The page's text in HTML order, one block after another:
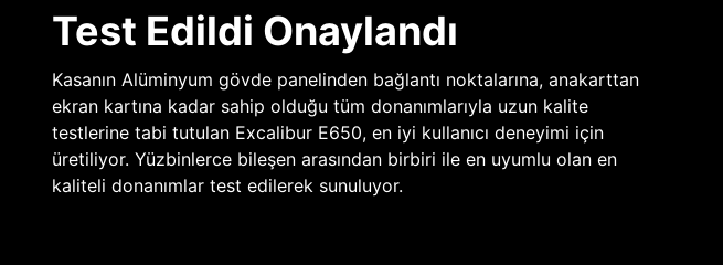
Test Edildi Onaylandı
Kasanın Alüminyum gövde panelinden bağlantı noktalarına, anakarttan
ekran kartına kadar sahip olduğu tüm donanımlarıyla uzun kalite
testlerine tabi tutulan Excalibur E650, en iyi kullanıcı deneyimi için
üretiliyor. Yüzbinlerce bileşen arasından birbiri ile en uyumlu olan en
kaliteli donanımlar test edilerek sunuluyor.